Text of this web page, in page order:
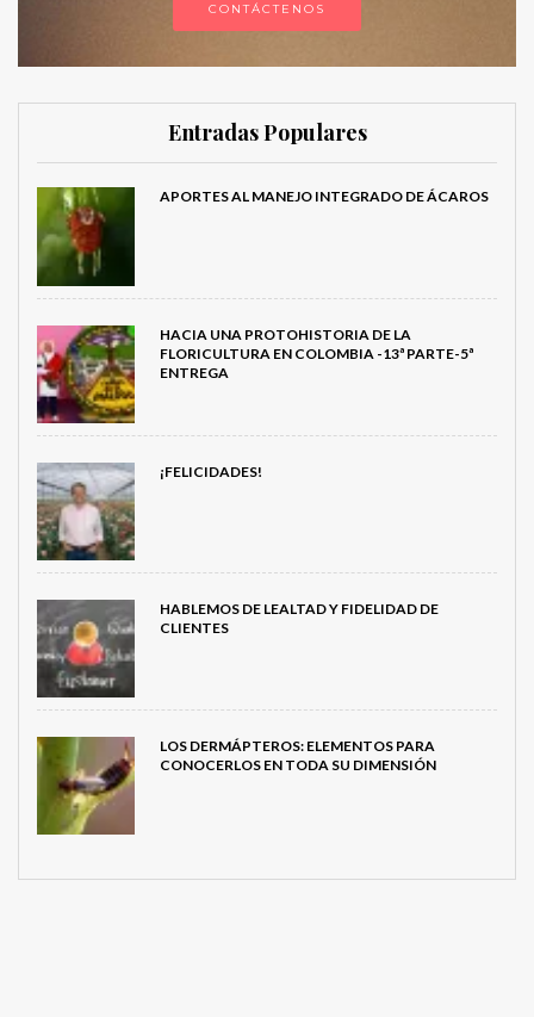
CONTÁCTENOS
Entradas Populares
APORTES AL MANEJO INTEGRADO DE ÁCAROS
HACIA UNA PROTOHISTORIA DE LA
FLORICULTURA EN COLOMBIA -13ª PARTE-5ª
ENTREGA
¡FELICIDADES!
HABLEMOS DE LEALTAD Y FIDELIDAD DE
CLIENTES
LOS DERMÁPTEROS: ELEMENTOS PARA
CONOCERLOS EN TODA SU DIMENSIÓN